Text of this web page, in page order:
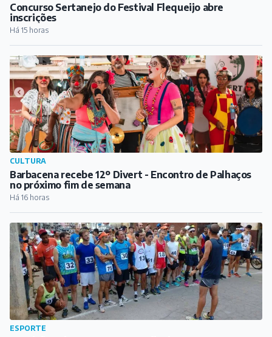
Concurso Sertanejo do Festival Flequeijo abre
inscrições
Há 15 horas
CULTURA
Barbacena recebe 12º Divert - Encontro de Palhaços
no próximo fim de semana
Há 16 horas
ESPORTE